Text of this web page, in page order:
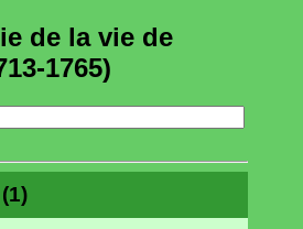
de la vie de
1765)